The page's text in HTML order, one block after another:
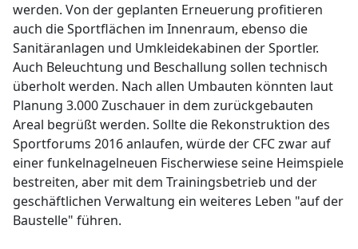
werden. Von der geplanten Erneuerung profitieren
auch die Sportflächen im Innenraum, ebenso die
Sanitäranlagen und Umkleidekabinen der Sportler.
Auch Beleuchtung und Beschallung sollen technisch
überholt werden. Nach allen Umbauten könnten laut
Planung 3.000 Zuschauer in dem zurückgebauten
Areal begrüßt werden. Sollte die Rekonstruktion des
Sportforums 2016 anlaufen, würde der CFC zwar auf
einer funkelnagelneuen Fischerwiese seine Heimspiele
bestreiten, aber mit dem Trainingsbetrieb und der
geschäftlichen Verwaltung ein weiteres Leben "auf der
Baustelle" führen.